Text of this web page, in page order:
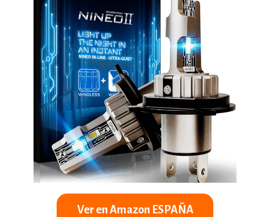
Ver en Amazon ESPAÑA